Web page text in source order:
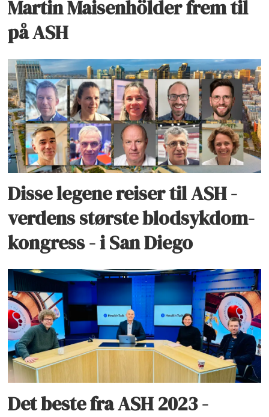
Martin Maisenhölder frem til
på ASH
Disse legene reiser til ASH -
verdens største blodsykdom-
kongress - i San Diego
Det beste fra ASH 2023 -